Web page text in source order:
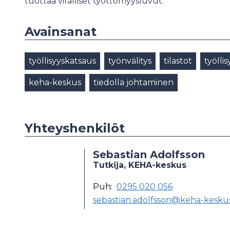
Avainsanat
työllisyyskatsaus työnvälitys tilastot
keha-keskus tiedolla johtaminen
Yhteyshenkilöt
Sebastian Adolfsson
Tutkija, KEHA-keskus
Puh: 0295 020 056
sebastian.adolfsson@keha-